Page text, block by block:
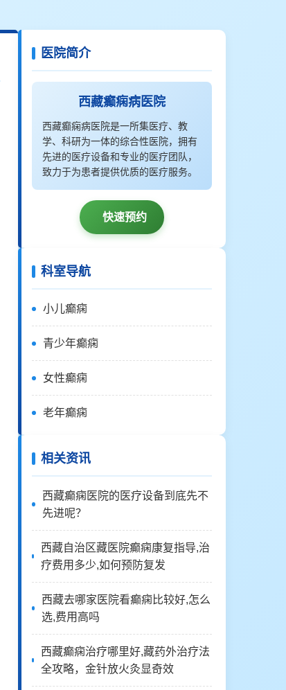
医院简介
西藏癫痫病医院
西藏癫痫病医院是一所集医疗、教
学、科研为一体的综合性医院，拥有
先进的医疗设备和专业的医疗团队，
致力于为患者提供优质的医疗服务。
快速预约
科室导航
小儿癫痫
青少年癫痫
女性癫痫
老年癫痫
相关资讯
西藏癫痫医院的医疗设备到底先不
先进呢？
西藏自治区藏医院癫痫康复指导,治
疗费用多少,如何预防复发
西藏去哪家医院看癫痫比较好,怎么
选,费用高吗
西藏癫痫治疗哪里好,藏药外治疗法
全攻略，金针放火灸显奇效